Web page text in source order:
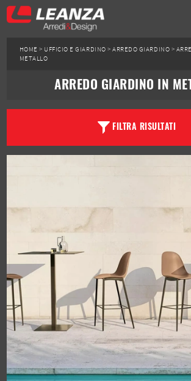
HOME > UFFICIO E GIARDINO >ARREDO GIARDINO >
METALLO
ARREDO GIARDINO IN
FILTRA RISULTATI